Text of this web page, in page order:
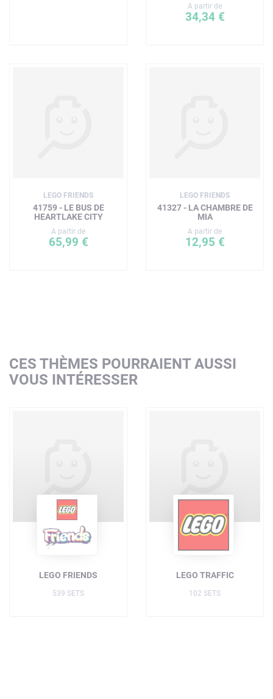
A partir de
34,34 €
LEGO FRIENDS
41759 - LE BUS DE
HEARTLAKE CITY
A partir de
65,99 €
LEGO FRIENDS
41327 - LA CHAMBRE DE
MIA
A partir de
12,95 €
CES THÈMES POURRAIENT AUSSI
VOUS INTÉRESSER
LEGO FRIENDS
539 SETS
LEGO TRAFFIC
102 SETS